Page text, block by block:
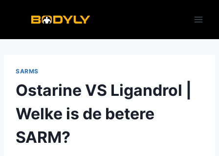
SARMS
Ostarine VS Ligandrol |
Welke is de betere
SARM?